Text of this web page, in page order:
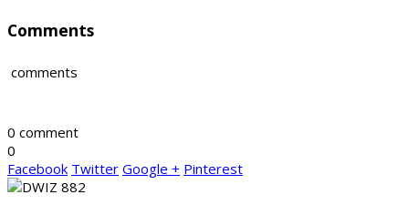
Comments
comments
0 comment
0
Facebook Twitter Google + Pinterest